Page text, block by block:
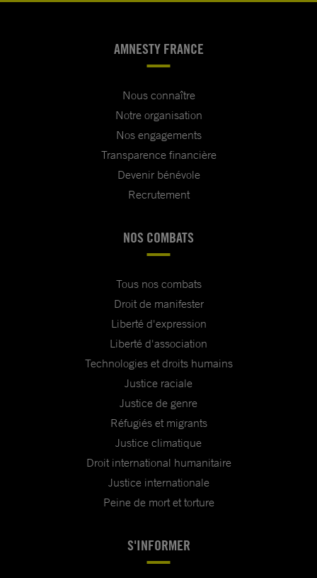
AMNESTY FRANCE
Nous connaître
Notre organisation
Nos engagements
Transparence financière
Devenir bénévole
Recrutement
NOS COMBATS
Tous nos combats
Droit de manifester
Liberté d'expression
Liberté d'association
Technologies et droits humains
Justice raciale
Justice de genre
Réfugiés et migrants
Justice climatique
Droit international humanitaire
Justice internationale
Peine de mort et torture
S'INFORMER